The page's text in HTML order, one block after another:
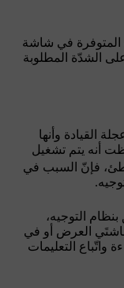
المتوفرة في شاشة
على الشدّة المطلوبة
القيادة وأنها
أنه يتم تشغيل
فإنّ السبب في
التوجيه،
العرض أو في
واتّباع التعليمات